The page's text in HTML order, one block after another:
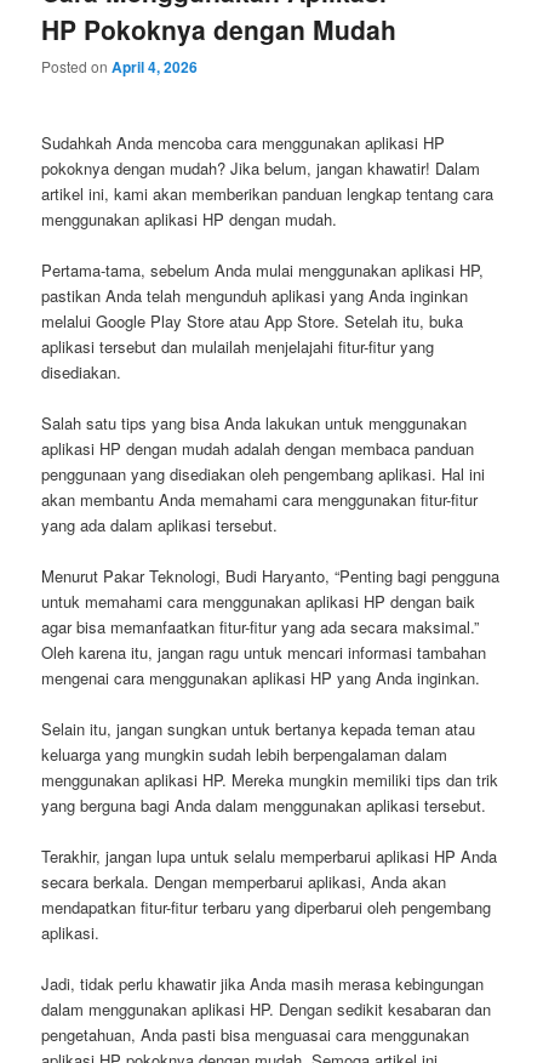
HP Pokoknya dengan Mudah
Posted onApril 4, 2026
Sudahkah Anda mencoba cara menggunakan aplikasi HP
pokoknya dengan mudah? Jika belum, jangan khawatir! Dalam
artikel ini, kami akan memberikan panduan lengkap tentang cara
menggunakan aplikasi HP dengan mudah.
Pertama-tama, sebelum Anda mulai menggunakan aplikasi HP,
pastikan Anda telah mengunduh aplikasi yang Anda inginkan
melalui Google Play Store atau App Store. Setelah itu, buka
aplikasi tersebut dan mulailah menjelajahi fitur-fitur yang
disediakan.
Salah satu tips yang bisa Anda lakukan untuk menggunakan
aplikasi HP dengan mudah adalah dengan membaca panduan
penggunaan yang disediakan oleh pengembang aplikasi. Hal ini
akan membantu Anda memahami cara menggunakan fitur-fitur
yang ada dalam aplikasi tersebut.
Menurut Pakar Teknologi, Budi Haryanto, “Penting bagi pengguna
untuk memahami cara menggunakan aplikasi HP dengan baik
agar bisa memanfaatkan fitur-fitur yang ada secara maksimal.”
Oleh karena itu, jangan ragu untuk mencari informasi tambahan
mengenai cara menggunakan aplikasi HP yang Anda inginkan.
Selain itu, jangan sungkan untuk bertanya kepada teman atau
keluarga yang mungkin sudah lebih berpengalaman dalam
menggunakan aplikasi HP. Mereka mungkin memiliki tips dan trik
yang berguna bagi Anda dalam menggunakan aplikasi tersebut.
Terakhir, jangan lupa untuk selalu memperbarui aplikasi HP Anda
secara berkala. Dengan memperbarui aplikasi, Anda akan
mendapatkan fitur-fitur terbaru yang diperbarui oleh pengembang
aplikasi.
Jadi, tidak perlu khawatir jika Anda masih merasa kebingungan
dalam menggunakan aplikasi HP. Dengan sedikit kesabaran dan
pengetahuan, Anda pasti bisa menguasai cara menggunakan